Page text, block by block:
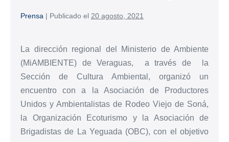
Prensa | Publicado el 20 agosto, 2021
La dirección regional del Ministerio de Ambiente
(MiAMBIENTE) de Veraguas, a través de la
Sección de Cultura Ambiental, organizó un
encuentro con a la Asociación de Productores
Unidos y Ambientalistas de Rodeo Viejo de Soná,
la Organización Ecoturismo y la Asociación de
Brigadistas de La Yeguada (OBC), con el objetivo